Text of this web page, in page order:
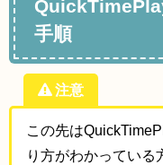
手順
注意
この先は
り方がわかっている